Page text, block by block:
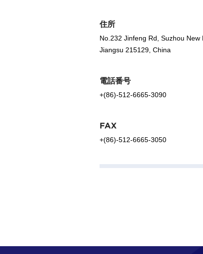
住所
No.232 Jinfeng Rd, Suzhou New
Jiangsu 215129, China
電話番号
+(86)-512-6665-3090
FAX
+(86)-512-6665-3050